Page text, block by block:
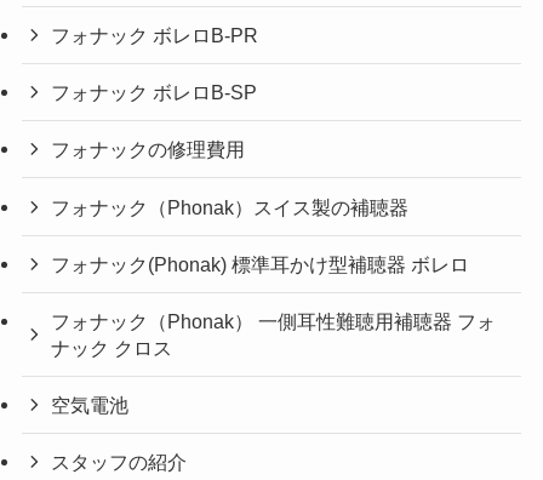
フォナック ボレロB-PR
フォナック ボレロB-SP
フォナックの修理費用
フォナック（Phonak）スイス製の補聴器
フォナック(Phonak) 標準耳かけ型補聴器 ボレロ
フォナック（Phonak） 一側耳性難聴用補聴器 フォ
ナック クロス
空気電池
スタッフの紹介